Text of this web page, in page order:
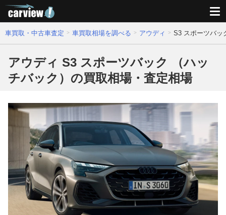
車買取・中古車査定 車買取相場を調べる アウディ S3 スポーツバッ
アウディ S3 スポーツバック （ハッ
チバック）の買取相場・査定相場